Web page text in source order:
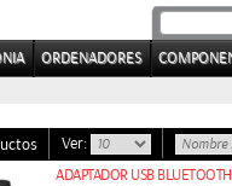
ORDENADORES
Ver:
ADAPTADOR USB